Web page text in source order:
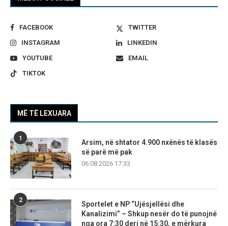
FACEBOOK
TWITTER
INSTAGRAM
LINKEDIN
YOUTUBE
EMAIL
TIKTOK
MË TË LEXUARA
1
Arsim, në shtator 4.900 nxënës të klasës
së parë më pak
06.08.2026 17:33
2
Sportelet e NP “Ujësjellësi dhe
Kanalizimi” – Shkup nesër do të punojnë
nga ora 7:30 deri në 15:30, e mërkura